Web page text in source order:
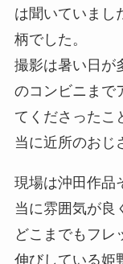
は聞いていまし
柄でした。
撮影は暑い日が
のコンビニまで
てくださったこ
当に近所のおじ
現場は沖田作品
当に雰囲気が良
どこまでもフレ
伸びしている姫